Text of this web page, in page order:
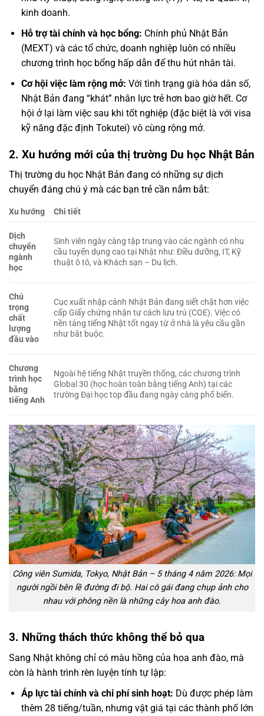
kinh doanh.
Hỗ trợ tài chính và học bổng: Chính phủ Nhật Bản
(MEXT) và các tổ chức, doanh nghiệp luôn có nhiều
chương trình học bổng hấp dẫn để thu hút nhân tài.
Cơ hội việc làm rộng mở: Với tình trạng già hóa dân số,
Nhật Bản đang “khát” nhân lực trẻ hơn bao giờ hết. Cơ
hội ở lại làm việc sau khi tốt nghiệp (đặc biệt là với visa
kỹ năng đặc định Tokutei) vô cùng rộng mở.
2. Xu hướng mới của thị trường Du học Nhật Bản
Thị trường du học Nhật Bản đang có những sự dịch
chuyển đáng chú ý mà các bạn trẻ cần nắm bắt:
Xu hướng Chi tiết
Dịch
chuyển
ngành
học
Sinh viên ngày càng tập trung vào các ngành có nhu
cầu tuyển dụng cao tại Nhật như: Điều dưỡng, IT, Kỹ
thuật ô tô, và Khách sạn – Du lịch.
Chú
trọng
chất
lượng
đầu vào
Cục xuất nhập cảnh Nhật Bản đang siết chặt hơn việc
cấp Giấy chứng nhận tư cách lưu trú (COE). Việc có
nền tảng tiếng Nhật tốt ngay từ ở nhà là yêu cầu gần
như bắt buộc.
Chương
trình học
bằng
tiếng Anh
Ngoài hệ tiếng Nhật truyền thống, các chương trình
Global 30 (học hoàn toàn bằng tiếng Anh) tại các
trường Đại học top đầu đang ngày càng phổ biến.
Công viên Sumida, Tokyo, Nhật Bản – 5 tháng 4 năm 2026: Mọi
người ngồi bên lề đường đi bộ. Hai cô gái đang chụp ảnh cho
nhau với phông nền là những cây hoa anh đào.
3. Những thách thức không thể bỏ qua
Sang Nhật không chỉ có màu hồng của hoa anh đào, mà
còn là hành trình rèn luyện tính tự lập:
Áp lực tài chính và chi phí sinh hoạt: Dù được phép làm
thêm 28 tiếng/tuần, nhưng vật giá tại các thành phố lớn